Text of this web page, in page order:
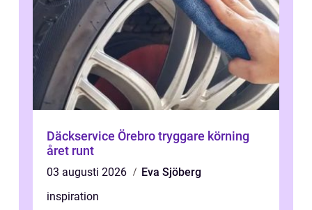
Däckservice Örebro tryggare körning
året runt
03 augusti 2026
Eva Sjöberg
inspiration